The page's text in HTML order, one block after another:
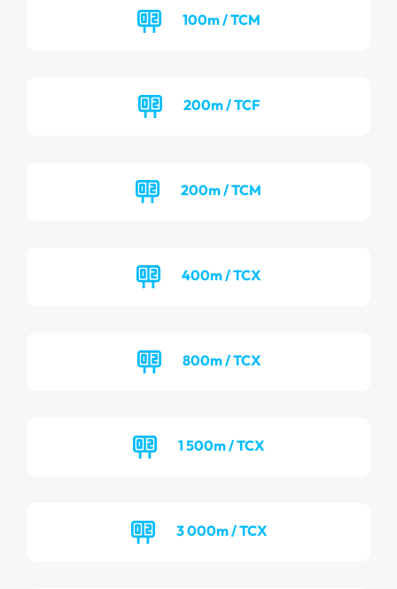
100m / TCM
200m / TCF
200m / TCM
400m / TCX
800m / TCX
1 500m / TCX
3 000m / TCX